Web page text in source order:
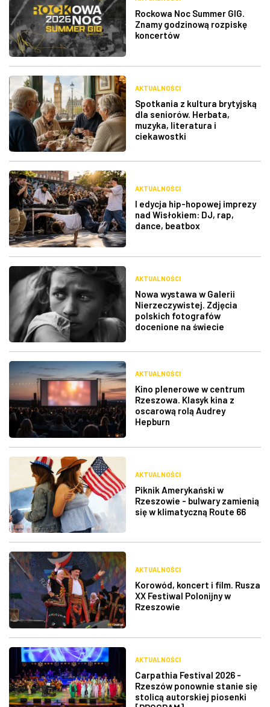
Rockowa Noc Summer GIG.
Znamy godzinową rozpiskę
koncertów
AKTUALNOŚCI
Spotkania z kultura brytyjską
dla seniorów. Herbata,
muzyka, literatura i
ciekawostki
AKTUALNOŚCI
I edycja hip-hopowej imprezy
nad Wisłokiem: DJ, rap,
dance, beatbox
AKTUALNOŚCI
Nowa wystawa w Galerii
Nierzeczywistej. Zdjęcia
polskich fotografów
docenione na świecie
AKTUALNOŚCI
Kino plenerowe w centrum
Rzeszowa. Klasyk kina z
oscarową rolą Audrey
Hepburn
AKTUALNOŚCI
Piknik Amerykański w
Rzeszowie - bulwary zamienią
się w klimatyczną Route 66
AKTUALNOŚCI
Korowód, koncert i film. Rusza
XX Festiwal Polonijny w
Rzeszowie
AKTUALNOŚCI
Carpathia Festival 2026 -
Rzeszów ponownie stanie się
stolicą autorskiej piosenki